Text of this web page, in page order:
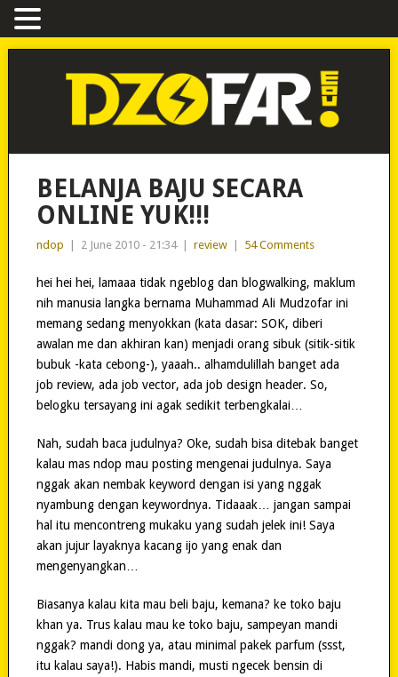
BELANJA BAJU SECARA
ONLINE YUK!!!
ndop 2 June 2010 - 21:34 review 54 Comments
hei hei hei, lamaaa tidak ngeblog dan blogwalking, maklum
nih manusia langka bernama Muhammad Ali Mudzofar ini
memang sedang menyokkan (kata dasar: SOK, diberi
awalan me dan akhiran kan) menjadi orang sibuk (sitik-sitik
bubuk -kata cebong-), yaaah.. alhamdulillah banget ada
job review, ada job vector, ada job design header. So,
belogku tersayang ini agak sedikit terbengkalai…
Nah, sudah baca judulnya? Oke, sudah bisa ditebak banget
kalau mas ndop mau posting mengenai judulnya. Saya
nggak akan nembak keyword dengan isi yang nggak
nyambung dengan keywordnya. Tidaaak… jangan sampai
hal itu mencontreng mukaku yang sudah jelek ini! Saya
akan jujur layaknya kacang ijo yang enak dan
mengenyangkan…
Biasanya kalau kita mau beli baju, kemana? ke toko baju
khan ya. Trus kalau mau ke toko baju, sampeyan mandi
nggak? mandi dong ya, atau minimal pakek parfum (ssst,
itu kalau saya!). Habis mandi, musti ngecek bensin di